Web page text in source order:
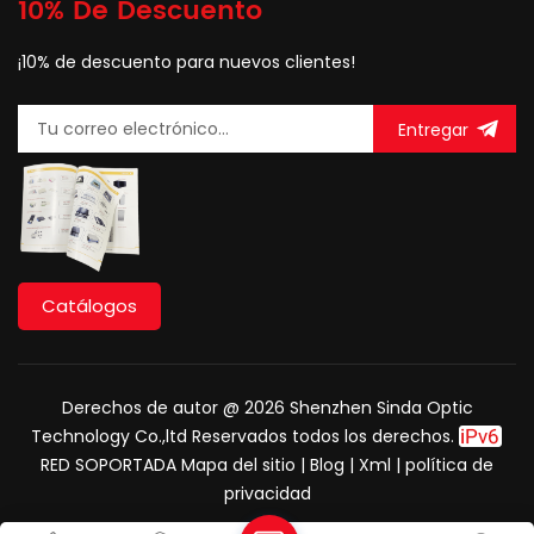
10% De Descuento
¡10% de descuento para nuevos clientes!
Entregar
Catálogos
Derechos de autor @ 2026 Shenzhen Sinda Optic
Technology Co.,ltd Reservados todos los derechos.
RED SOPORTADA Mapa del sitio | Blog | Xml | política de
privacidad